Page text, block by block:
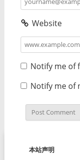
Website
Notify me of
Notify me of
本站声明